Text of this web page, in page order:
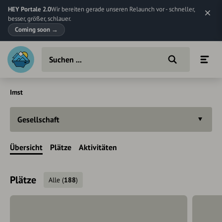
HEY Portale 2.0Wir bereiten gerade unseren Relaunch vor - schneller,
besser, größer, schlauer.
Coming soon →
Imst
Gesellschaft
Übersicht Plätze Aktivitäten
Plätze Alle (188)